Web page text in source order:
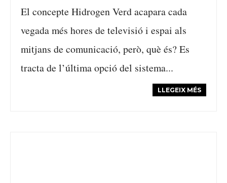
El concepte Hidrogen Verd acapara cada
vegada més hores de televisió i espai als
mitjans de comunicació, però, què és? Es
tracta de l’última opció del sistema...
LLEGEIX MÉS